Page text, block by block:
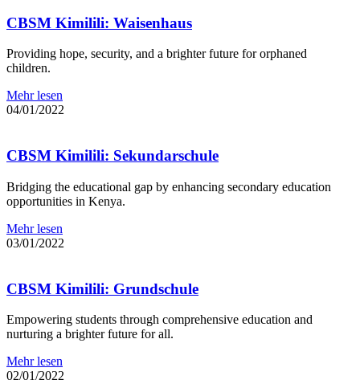
CBSM Kimilili: Waisenhaus
Providing hope, security, and a brighter future for orphaned
children.
Mehr lesen
04/01/2022
CBSM Kimilili: Sekundarschule
Bridging the educational gap by enhancing secondary education
opportunities in Kenya.
Mehr lesen
03/01/2022
CBSM Kimilili: Grundschule
Empowering students through comprehensive education and
nurturing a brighter future for all.
Mehr lesen
02/01/2022